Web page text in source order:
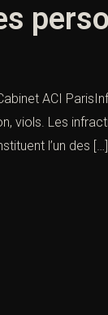
ACI
viols. Les
l’un des […]